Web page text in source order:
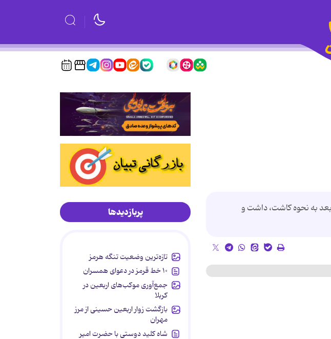
به نحوه کاشت، داشت و
پربازدیدها
تازه‌ترین وضعیت تنگه هرمز
۱۰ خط قرمز در دعوای همسران
جمع‌آوری موکب‌های اربعین در
کربلا
بازگشت زوار اربعین حسینی از مرز
مهران
شاه کلید دوستی با حضرت امیر